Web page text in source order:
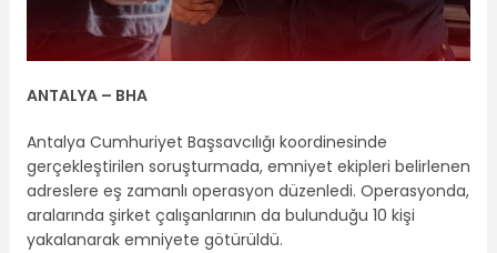
ANTALYA – BHA
Antalya Cumhuriyet Başsavcılığı koordinesinde
gerçekleştirilen soruşturmada, emniyet ekipleri belirlenen
adreslere eş zamanlı operasyon düzenledi. Operasyonda,
aralarında şirket çalışanlarının da bulunduğu 10 kişi
yakalanarak emniyete götürüldü.